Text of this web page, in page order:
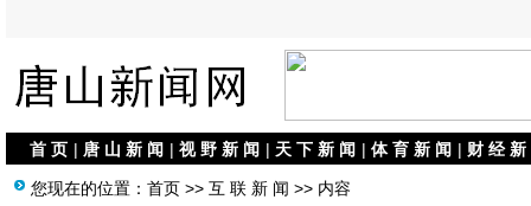
首 页 | 唐 山 新 闻 | 视 野 新 闻 | 天 下 新 闻 | 体 育 新 闻 | 财 经 新
您现在的位置： 首页 >> 互 联 新 闻 >> 内容